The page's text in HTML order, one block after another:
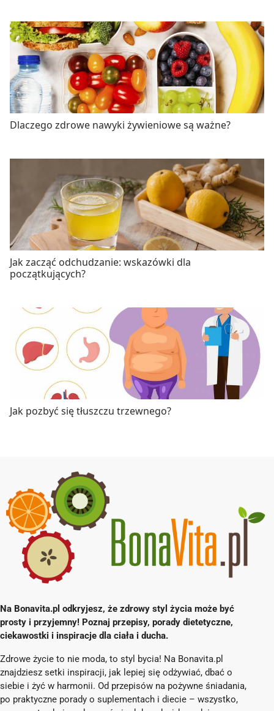
Dlaczego zdrowe nawyki żywieniowe są ważne?
Jak zacząć odchudzanie: wskazówki dla
początkujących?
Jak pozbyć się tłuszczu trzewnego?
Na Bonavita.pl odkryjesz, że zdrowy styl życia może być
prosty i przyjemny! Poznaj przepisy, porady dietetyczne,
ciekawostki i inspiracje dla ciała i ducha.
Zdrowe życie to nie moda, to styl bycia! Na Bonavita.pl
znajdziesz setki inspiracji, jak lepiej się odżywiać, dbać o
siebie i żyć w harmonii. Od przepisów na pożywne śniadania,
po praktyczne porady o suplementach i diecie – wszystko,